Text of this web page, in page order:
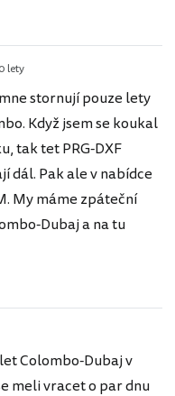
lety
stornují pouze lety
Když jsem se koukal
tak tet PRG-DXF
dál. Pak ale v nabídce
My máme zpáteční
Dubaj a na tu
Colombo-Dubaj v
meli vracet o par dnu